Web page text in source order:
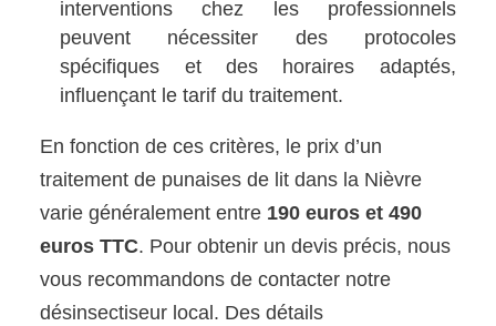
interventions chez les professionnels
peuvent nécessiter des protocoles
spécifiques et des horaires adaptés,
influençant le tarif du traitement.
En fonction de ces critères, le prix d’un
traitement de punaises de lit dans la Nièvre
varie généralement entre 190 euros et 490
euros TTC. Pour obtenir un devis précis, nous
vous recommandons de contacter notre
désinsectiseur local. Des détails